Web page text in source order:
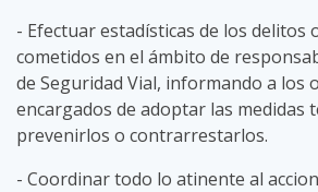
- Efectuar estadísticas de los delitos
cometidos en el ámbito de
de Seguridad Vial, informando a los
encargados de adoptar las medidas
prevenirlos o contrarrestarlos.
- Coordinar todo lo atinente al